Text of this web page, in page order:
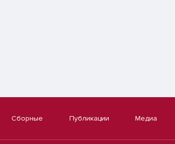
Сборные Публикации Медиа